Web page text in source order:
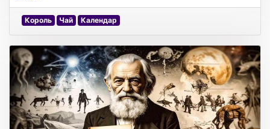
Король Чай Календар